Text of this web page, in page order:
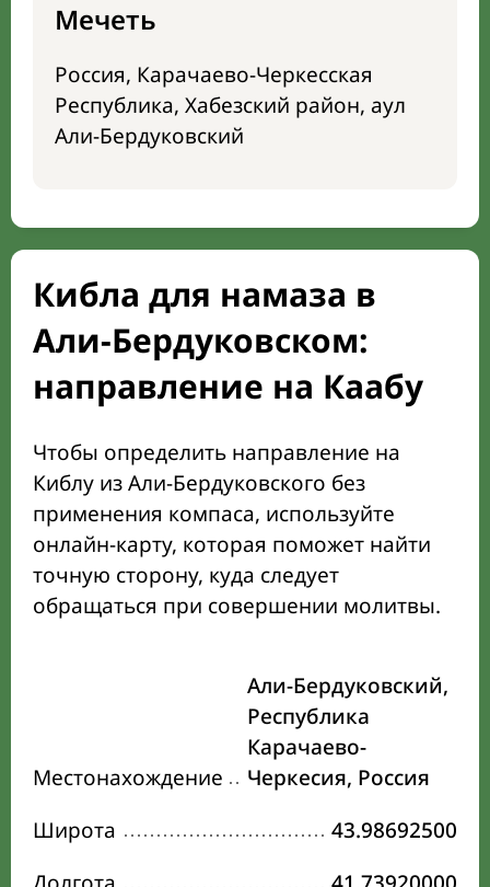
Мечеть
Россия, Карачаево-Черкесская
Республика, Хабезский район, аул
Али-Бердуковский
Кибла для намаза в
Али-Бердуковском:
направление на Каабу
Чтобы определить направление на
Киблу из Али-Бердуковского без
применения компаса, используйте
онлайн-карту, которая поможет найти
точную сторону, куда следует
обращаться при совершении молитвы.
Местонахождение
Али-Бердуковский,
Республика
Карачаево-
Черкесия, Россия
Широта
43.98692500